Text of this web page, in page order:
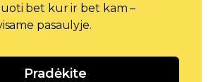
bet kur ir bet kam –
pasaulyje.
Pradėkite